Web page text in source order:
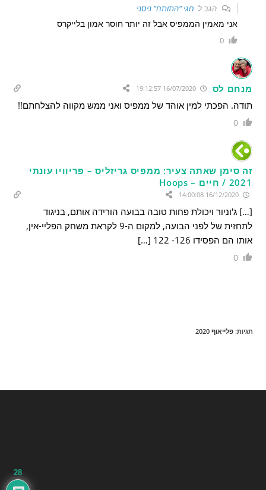
הגב ל חגי "התותח" ניסני
אני מאמין הממפיס אבל זה יותר חוסר אמון בלייקרס
0
מנחם לס 16/07/2020 19:12:57
תודה. הפכתי למין אוהד של ממפיס ואני ממש מקווה להצלחתם!!
0
זה סימן שאתה צעיר: ממפיס גריזליס – פריוויו עונתי
2021 / חיים – Hoops
16/12/2020 14:00:08
[…] ג'וניור ויכולת פחות טובה בבועה הורידה אותם, בניגוד
לתחזית של לפני הבועה, למקום ה-9 לקראת משחק הפליי-אין,
אותו הם הפסידו 126- 122 […]
0
תגיות:פלייאוף 2020
28